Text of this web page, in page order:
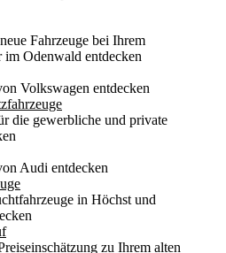
Fahrzeuge bei Ihrem
Odenwald entdecken
Volkswagen entdecken
die gewerbliche und private
Audi entdecken
in Höchst und
zu Ihrem alten